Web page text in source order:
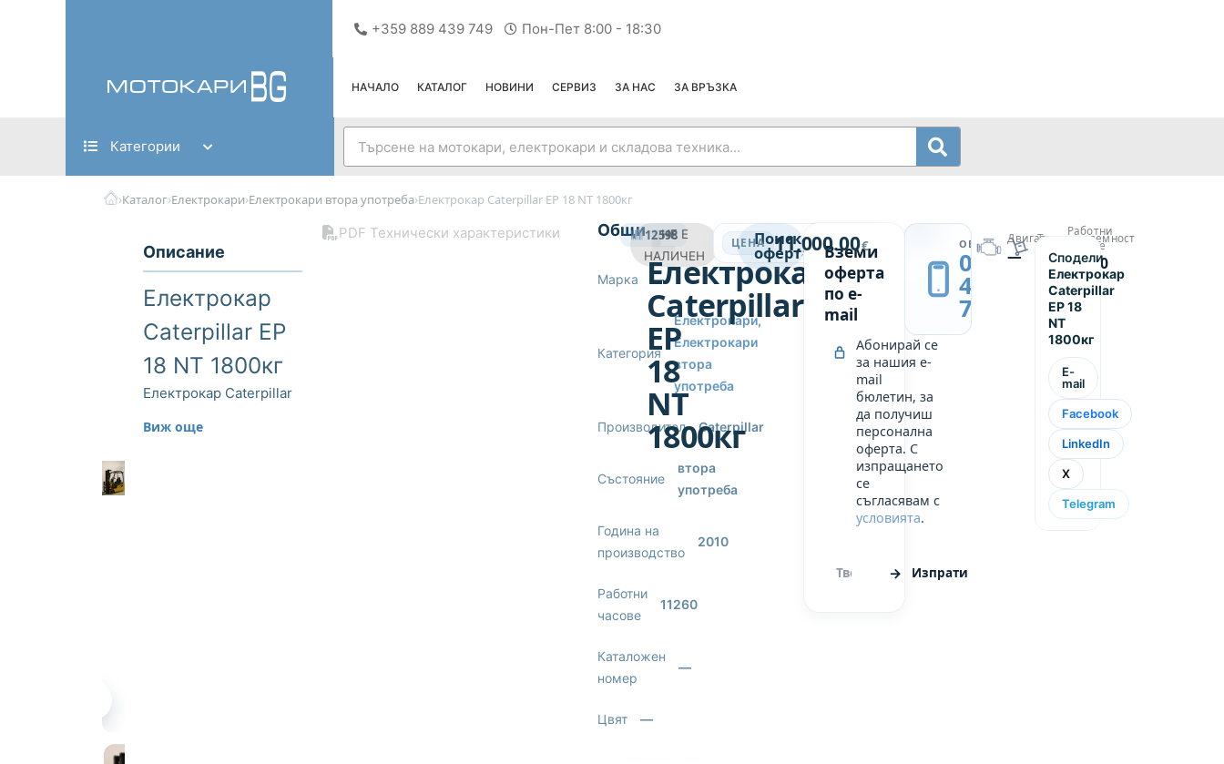
+359 889 439 749 Пон-Пет 8:00 - 18:30
НАЧАЛО КАТАЛОГ НОВИНИ СЕРВИЗ ЗА НАС ЗА ВРЪЗКА
Категории
›Каталог›Електрокари›Електрокари втора употреба›Електрокар Caterpillar EP 18 NT 1800кг
Описание
Електрокар
Caterpillar EP
18 NT 1800кг
Електрокар Caterpillar
Предлагаме
Виж още
PDF Технически характеристики Общи
Марка —
Категория
Електрокари,
Електрокари
втора
употреба
Производител Caterpillar
Състояние
втора
употреба
Година на
производство
2010
Работни
часове
11260
Каталожен
номер
—
Цвят —
12598
НЕ Е
НАЛИЧЕНЕЛЕКТРОКАРИ ВТОРА УПОТРЕБА
Електрокар
Caterpillar
EP
18
NT
1800кг
ЦЕНА 11,000.00€
Поискай
оферта →
Вземи
оферта
по e-
mail
Абонирай се
за нашия e-
mail
бюлетин, за
да получиш
персонална
оферта. С
изпращането
се
съгласявам с
условията.
Изпрати
ОБАДИ СЕ
0889
439
749
Двигател
—
Товароподемност
1800
Работни
часове
11260
Сподели
Електрокар
Caterpillar
EP 18
NT
1800кг
E-
mail
Facebook
LinkedIn
X
Telegram